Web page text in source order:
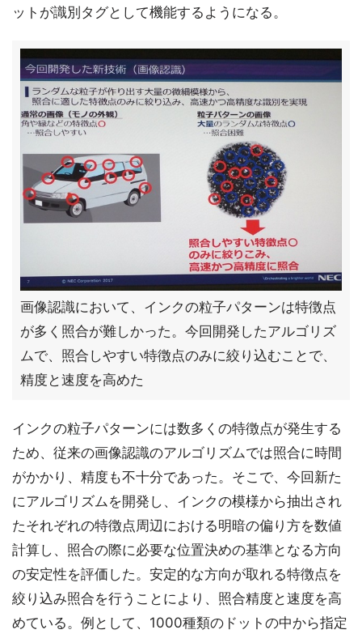
ットが識別タグとして機能するようになる。
画像認識において、インクの粒子パターンは特徴点
が多く照合が難しかった。今回開発したアルゴリズ
ムで、照合しやすい特徴点のみに絞り込むことで、
精度と速度を高めた
インクの粒子パターンには数多くの特徴点が発生する
ため、従来の画像認識のアルゴリズムでは照合に時間
がかかり、精度も不十分であった。そこで、今回新た
にアルゴリズムを開発し、インクの模様から抽出され
たそれぞれの特徴点周辺における明暗の偏り方を数値
計算し、照合の際に必要な位置決めの基準となる方向
の安定性を評価した。安定的な方向が取れる特徴点を
絞り込み照合を行うことにより、照合精度と速度を高
めている。例として、1000種類のドットの中から指定